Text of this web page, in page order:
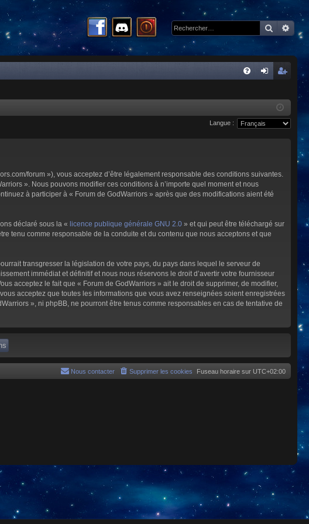
xi
cri
pti
Langue :
forum »), vous acceptez d’être légalement responsable des conditions suivantes.
». Nous pouvons modifier ces conditions à n’importe quel moment et nous
à participer à « Forum de GodWarriors » après que des modifications aient été
déclaré sous la « licence publique générale GNU 2.0 » et qui peut être téléchargé sur
tenu comme responsable de la conduite et du contenu que nous acceptons et que
transgresser la législation de votre pays, du pays dans lequel le serveur de
immédiat et définitif et nous nous réservons le droit d’avertir votre fournisseur
acceptez le fait que « Forum de GodWarriors » ait le droit de supprimer, de modifier,
acceptez que toutes les informations que vous avez renseignées soient enregistrées
», ni phpBB, ne pourront être tenus comme responsables en cas de tentative de
Fuseau horaire sur UTC+02:00
Supprimer les cookies
Nous contacter